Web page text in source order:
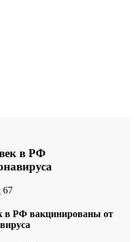
в РФ
67
в РФ вакцинированы от